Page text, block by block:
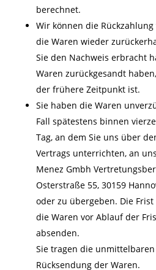
berechnet.
Wir können die
die Waren wieder
Sie den Nachweis erbracht
Waren zurückgesandt
der frühere Zeitpunkt ist.
Sie haben die Waren
Fall spätestens binnen
Tag, an dem Sie uns über
Vertrags unterrichten, an
Menez Gmbh
Osterstraße 55, 30159
oder zu übergeben. Die
die Waren vor Ablauf der
absenden.
Sie tragen die
Rücksendung der Waren.